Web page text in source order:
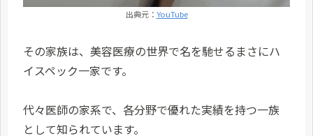
出典元： YouTube
その家族は、美容医療の世界で名を馳せるまさにハ
イスペック一家です。
代々医師の家系で、各分野で優れた実績を持つ一族
として知られています。